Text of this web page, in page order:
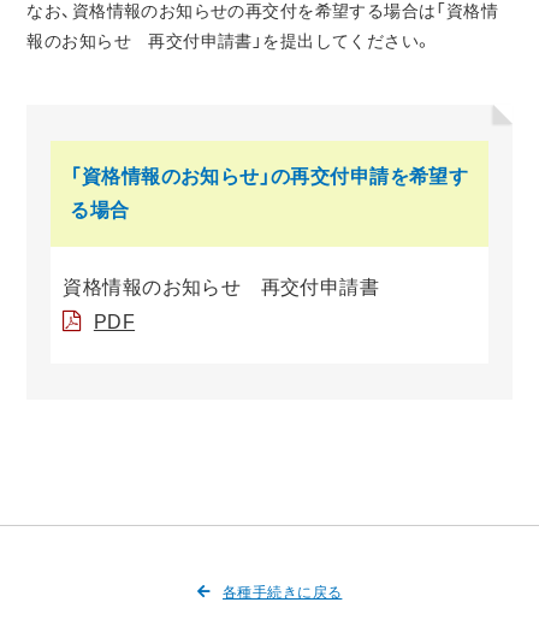
なお、資格情報のお知らせの再交付を希望する場合は「資格情
報のお知らせ 再交付申請書」を提出してください。
「資格情報のお知らせ」の再交付申請を希望す
る場合
資格情報のお知らせ 再交付申請書
PDF
各種手続きに戻る